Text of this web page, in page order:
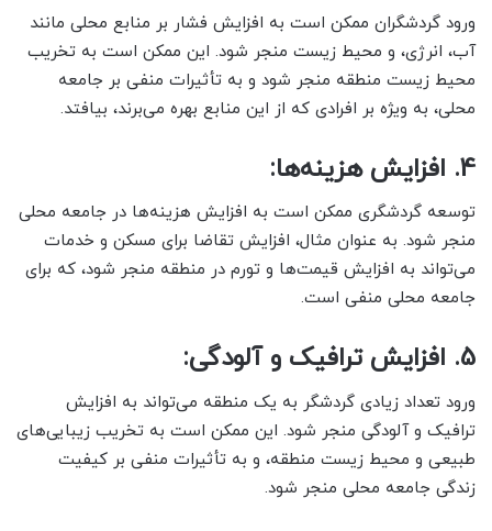
ورود گردشگران ممکن است به افزایش فشار بر منابع محلی مانند
آب، انرژی، و محیط زیست منجر شود. این ممکن است به تخریب
محیط زیست منطقه منجر شود و به تأثیرات منفی بر جامعه
محلی، به ویژه بر افرادی که از این منابع بهره می‌برند، بیافتد.
4. افزایش هزینه‌ها:
توسعه گردشگری ممکن است به افزایش هزینه‌ها در جامعه محلی
منجر شود. به عنوان مثال، افزایش تقاضا برای مسکن و خدمات
می‌تواند به افزایش قیمت‌ها و تورم در منطقه منجر شود، که برای
جامعه محلی منفی است.
5. افزایش ترافیک و آلودگی:
ورود تعداد زیادی گردشگر به یک منطقه می‌تواند به افزایش
ترافیک و آلودگی منجر شود. این ممکن است به تخریب زیبایی‌های
طبیعی و محیط زیست منطقه، و به تأثیرات منفی بر کیفیت
زندگی جامعه محلی منجر شود.